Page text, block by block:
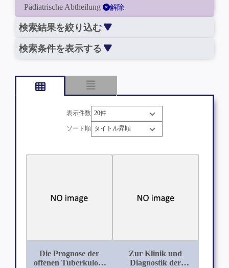
Pädiatrische Abtheilung
解除
検索結果を絞り込む
検索条件を表示する
表示件数
ソート順
Die Prognose der
offenen Tuberkulose
Zur Klinik und
Diagnostik der